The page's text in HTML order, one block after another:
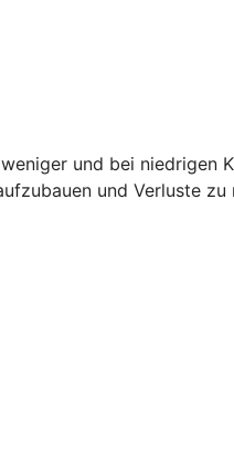
und bei niedrigen
und Verluste zu